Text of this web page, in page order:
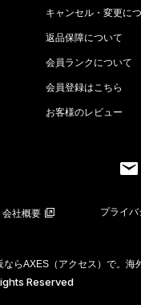
キャンセル・変更に
返品保障について
会員ランクについて
会員登録はこちら
お客様のレビュー
会社概要 プライ
らAXES（アクセス）で。
Reserved